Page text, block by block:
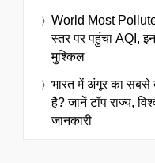
World Most
स्तर पर पहुंचा AQI,
मुश्किल
भारत में अंगूर का सबसे
है? जानें टॉप राज्य,
जानकारी